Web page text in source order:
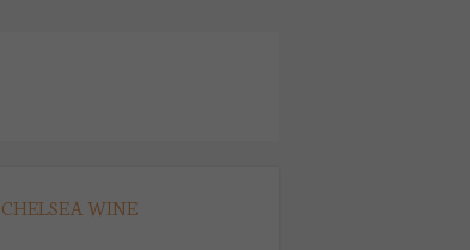
CHELSEA WINE